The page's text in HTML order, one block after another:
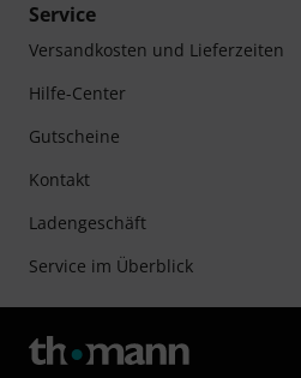
Service
Versandkosten und Lieferzeiten
Hilfe-Center
Gutscheine
Kontakt
Ladengeschäft
Service im Überblick